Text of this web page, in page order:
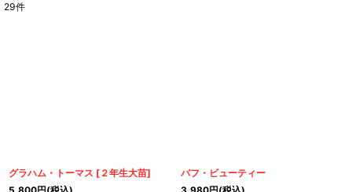
29件
グラハム・トーマス [ ２年生大苗]
バフ・ビューティー